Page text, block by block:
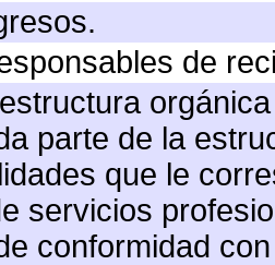
de
parte de la
que le
servicios
conformidad